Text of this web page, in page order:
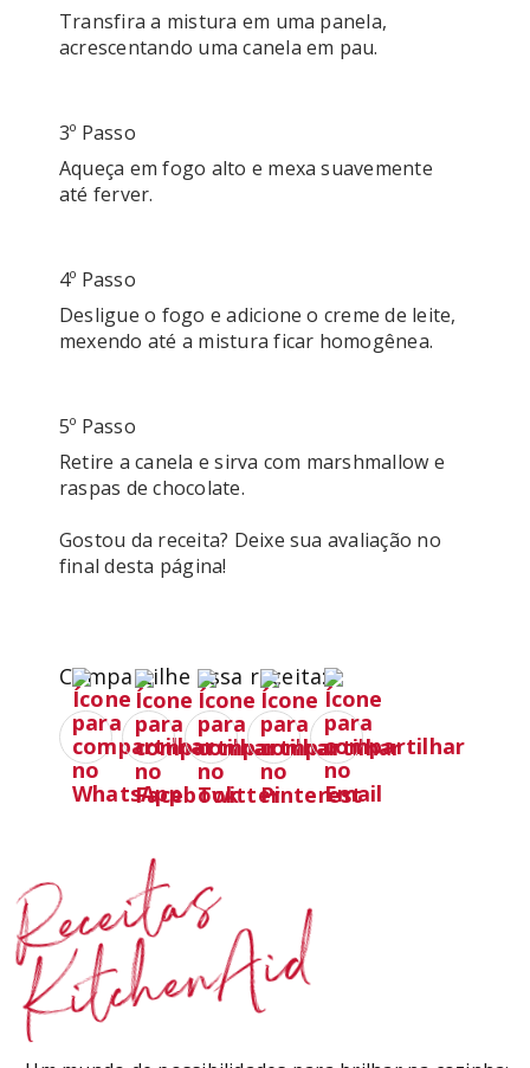
Transfira a mistura em uma panela,
acrescentando uma canela em pau.
3º Passo
Aqueça em fogo alto e mexa suavemente
até ferver.
4º Passo
Desligue o fogo e adicione o creme de leite,
mexendo até a mistura ficar homogênea.
5º Passo
Retire a canela e sirva com marshmallow e
raspas de chocolate.
Gostou da receita? Deixe sua avaliação no
final desta página!
Compartilhe essa receita:
Receitas
KitchenAid